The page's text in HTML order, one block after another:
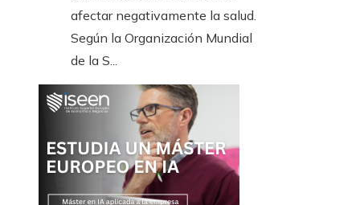
afectar negativamente la salud.
Según la Organización Mundial
de la S...